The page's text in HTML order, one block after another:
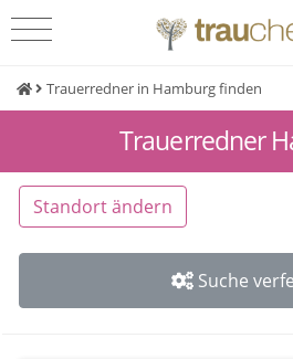
Trauerredner in Hamburg finden
Trauerredner
Standort ändern
Suche